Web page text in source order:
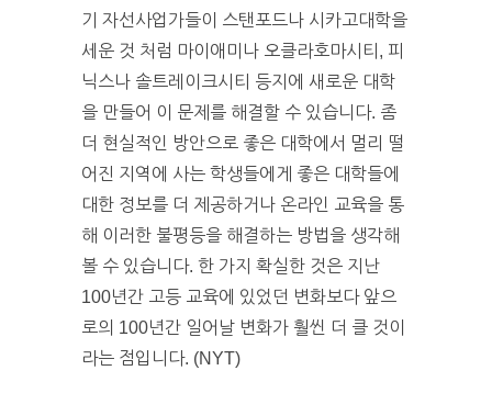
기 자선사업가들이 스탠포드나 시카고대학을
세운 것 처럼 마이애미나 오클라호마시티, 피
닉스나 솔트레이크시티 등지에 새로운 대학
을 만들어 이 문제를 해결할 수 있습니다. 좀
더 현실적인 방안으로 좋은 대학에서 멀리 떨
어진 지역에 사는 학생들에게 좋은 대학들에
대한 정보를 더 제공하거나 온라인 교육을 통
해 이러한 불평등을 해결하는 방법을 생각해
볼 수 있습니다. 한 가지 확실한 것은 지난
100년간 고등 교육에 있었던 변화보다 앞으
로의 100년간 일어날 변화가 훨씬 더 클 것이
라는 점입니다. (NYT)